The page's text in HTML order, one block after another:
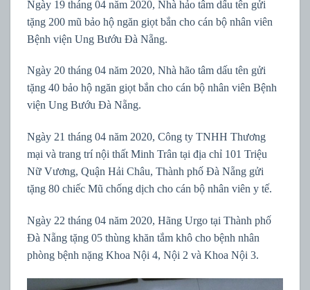
Ngày 19 tháng 04 năm 2020, Nhà hảo tâm dấu tên gửi
tặng 200 mũ bảo hộ ngăn giọt bắn cho cán bộ nhân viên
Bệnh viện Ung Bướu Đà Nẵng.
Ngày 20 tháng 04 năm 2020, Nhà hão tâm dấu tên gửi
tặng 40 bảo hộ ngăn giọt bắn cho cán bộ nhân viên Bệnh
viện Ung Bướu Đà Nẵng.
Ngày 21 tháng 04 năm 2020, Công ty TNHH Thương
mại và trang trí nội thất Minh Trân tại địa chỉ 101 Triệu
Nữ Vương, Quận Hải Châu, Thành phố Đà Nẵng gửi
tặng 80 chiếc Mũ chống dịch cho cán bộ nhân viên y tế.
Ngày 22 tháng 04 năm 2020, Hãng Urgo tại Thành phố
Đà Nẵng tặng 05 thùng khăn tắm khô cho bệnh nhân
phòng bệnh nặng Khoa Nội 4, Nội 2 và Khoa Nội 3.